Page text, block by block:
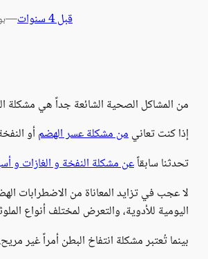
قبل 4 سنوات —
من المشاكل الصحية الشائعة جداً هي مشكلة
إذا كنت تعانيمن مشكلة عسر الهضمأو
تحدثنا سابقاًعن مشكلة النفخة و الغازات و
لا عجب في تزايد المعاناة من الاضطرابات
اليومية للأدوية، والتعرض لمختلف أنواع
بينما تُعتبر مشكلة انتفاخ البطن أمراً غير